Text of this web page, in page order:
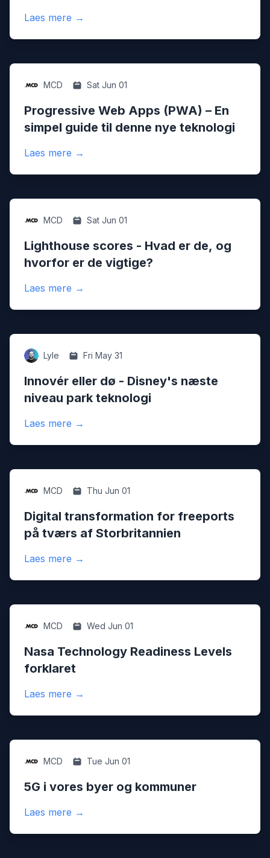
Laes mere En Brugergrænseflade Er Som En
→
DigitalMCD Sat Jun 01
Progressive Web Apps (PWA) – En
simpel guide til denne nye teknologi
Laes mere Progressive Web Apps (PWA) – En
→
DigitalMCD Sat Jun 01
Lighthouse scores - Hvad er de, og
hvorfor er de vigtige?
Laes mere Lighthouse scores - Hvad er de, og
→
DigitalLyle Fri May 31
Innovér eller dø - Disney's næste
niveau park teknologi
Laes mere Innovér eller dø - Disney's næste niveau
→
DigitalMCD Thu Jun 01
Digital transformation for freeports
på tværs af Storbritannien
Laes mere Digital transformation for freeports på
→
DigitalMCD Wed Jun 01
Nasa Technology Readiness Levels
forklaret
Laes mere Nasa Technology Readiness Levels
→
DigitalMCD Tue Jun 01
5G i vores byer og kommuner
Laes mere 5G i vores byer og kommuner
→